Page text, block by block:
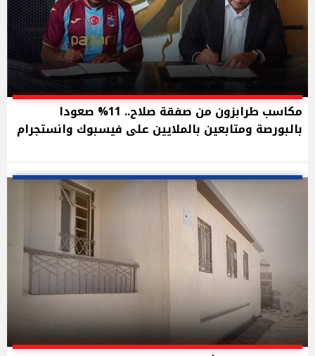
مكاسب طرابزون من صفقة صلاح.. 11% صعودا
بالبورصة ومتابعين بالملايين على فيسبوك وانستجرام